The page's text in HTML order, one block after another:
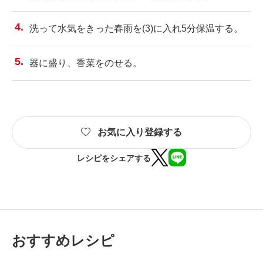
洗って水気をきった春雨を(3)に入れ5分保温する。
器に盛り、香菜をのせる。
お気に入り登録する
レシピをシェアする
おすすめレシピ